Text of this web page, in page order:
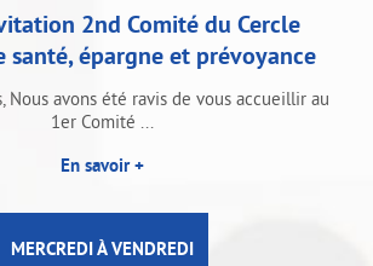
2nd Comité du Cercle
santé, épargne et prévoyance
Nous avons été ravis de vous accueillir au
1er Comité ...
En savoir +
MERCREDI À VENDREDI